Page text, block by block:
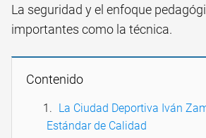
La seguridad y el enfoque
importantes como la técnica.
Contenido
La Ciudad Deportiva Iván
Estándar de Calidad